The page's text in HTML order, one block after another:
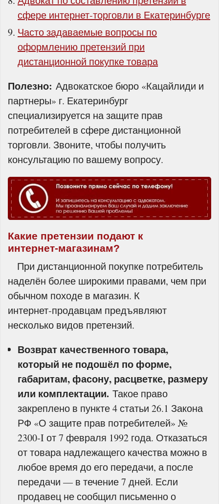
сфере интернет‑торговли в Екатеринбурге
Часто задаваемые вопросы по
оформлению претензий при
дистанционной покупке товара
Полезно: Адвокатское бюро «Кацайлиди и
партнеры» г. Екатеринбург
специализируется на защите прав
потребителей в сфере дистанционной
торговли. Звоните, чтобы получить
консультацию по вашему вопросу.
Какие претензии подают к
интернет‑магазинам?
При дистанционной покупке потребитель
наделён более широкими правами, чем при
обычном походе в магазин. К
интернет‑продавцам предъявляют
несколько видов претензий.
Возврат качественного товара,
который не подошёл по форме,
габаритам, фасону, расцветке, размеру
или комплектации. Такое право
закреплено в пункте 4 статьи 26.1 Закона
РФ «О защите прав потребителей» №
2300‑I от 7 февраля 1992 года. Отказаться
от товара надлежащего качества можно в
любое время до его передачи, а после
передачи — в течение 7 дней. Если
продавец не сообщил письменно о